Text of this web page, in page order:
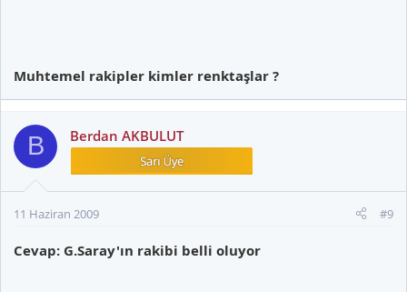
Muhtemel rakipler kimler renktaşlar ?
B Berdan AKBULUT
11 Haziran 2009 #9
Cevap: G.Saray'ın rakibi belli oluyor